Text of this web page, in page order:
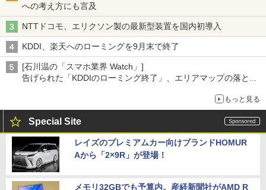
への考え方にも言及
NTTドコモ、エリクソン製の最新型装置を国内初導入
KDDI、楽天へのローミングを9月末で終了
[石川温の「スマホ業界 Watch」]
告げられた「KDDIのローミング終了」、エリアマップの落とし
もっと見る
Special Site
レイズのプレミアムカー向けブランドHOMUR
Aから「2×9R」が登場！
メモリ32GBでも予算内。産経新聞社がAMD R